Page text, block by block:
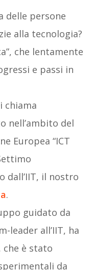
delle persone
alla tecnologia?
che lentamente
e passi in
chiama
nell’ambito del
Europea “ICT
dall’IIT, il nostro
.
guidato da
leader all’IIT, ha
è stato
da